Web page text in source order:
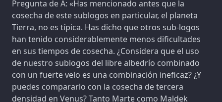
Pregunta de A: «Has mencionado antes que la
cosecha de este sublogos en particular, el planeta
Tierra, no es típica. Has dicho que otros sub-logos
han tenido considerablemente menos dificultades
en sus tiempos de cosecha. ¿Considera que el uso
de nuestro sublogos del libre albedrío combinado
con un fuerte velo es una combinación ineficaz? ¿Y
puedes compararlo con la cosecha de tercera
densidad en Venus? Tanto Marte como Maldek